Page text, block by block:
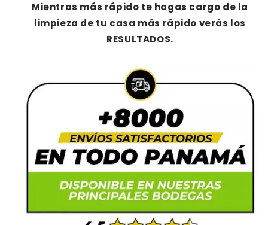
Mientras más rápido te hagas cargo de la
limpieza de tu casa más rápido verás los
RESULTADOS.